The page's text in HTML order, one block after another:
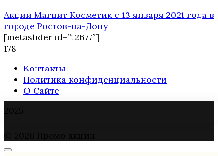
Акции Магнит Косметик с 13 января 2021 года в
городе Ростов-на-Дону
[metaslider id=”12677″]
178
Контакты
Политика конфиденциальности
О Сайте